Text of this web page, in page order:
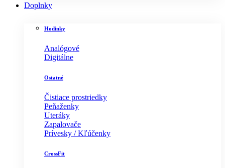
Doplnky
Hodinky
Analógové
Digitálne
Ostatné
Čistiace prostriedky
Peňaženky
Uteráky
Zapalovače
Prívesky / Kľúčenky
CrossFit